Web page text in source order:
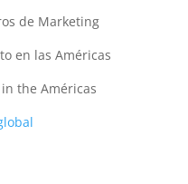
de Marketing
en las Américas
the Américas